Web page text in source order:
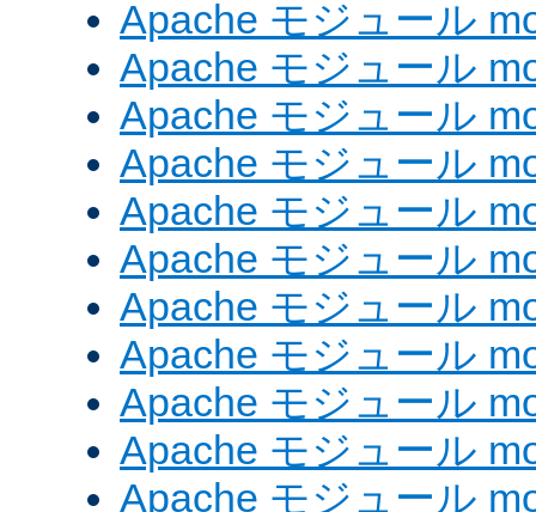
Apache モジュール
Apache モジュール
Apache モジュール
Apache モジュール
Apache モジュール
Apache モジュール
Apache モジュール
Apache モジュール
Apache モジュール
Apache モジュール
Apache モジュール